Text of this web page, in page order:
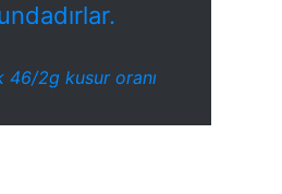
46/2g kusur oranı